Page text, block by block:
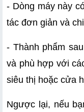
- Dòng máy này
tác đơn giản và
- Thành phẩm
và phù hợp với
siêu thị hoặc cửa
Ngược lại, nếu